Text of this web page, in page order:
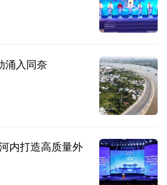
涌入同奈
内打造高质量外